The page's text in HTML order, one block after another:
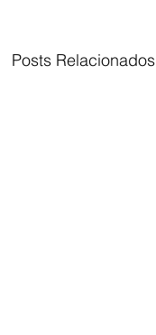
Posts Relacionados